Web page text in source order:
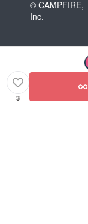
© CAMPFIRE,
Inc.
3